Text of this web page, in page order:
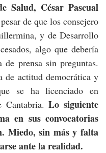
Salud, César Pascual
de que los consejero
y de Desarrollo
algo que debería
prensa sin preguntas.
de actitud democrática y
se ha licenciado en
Cantabria. Lo siguiente
en sus convocatorias
Miedo, sin más y falta
ante la realidad.